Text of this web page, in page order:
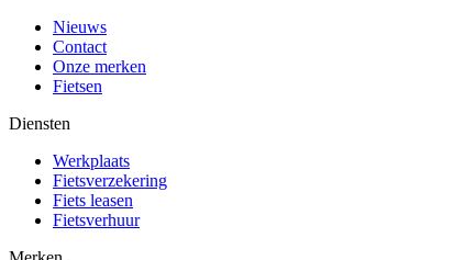
Nieuws
Contact
Onze merken
Fietsen
Diensten
Werkplaats
Fietsverzekering
Fiets leasen
Fietsverhuur